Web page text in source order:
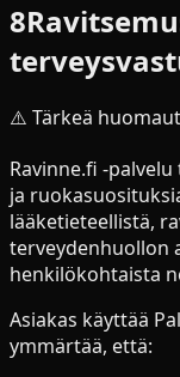
8
⚠️ Tärkeä
Ravinne.fi -
ja
lääketieteellistä,
terveydenhuollon
henkilökohtaista
Asiakas käyttää
ymmärtää, että: